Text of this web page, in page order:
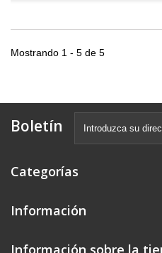
Mostrando 1 - 5 de 5
Boletín
Categorías
Información
Información sobre la